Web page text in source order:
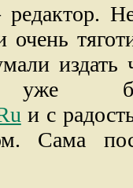
очень
издать
и с
Сама